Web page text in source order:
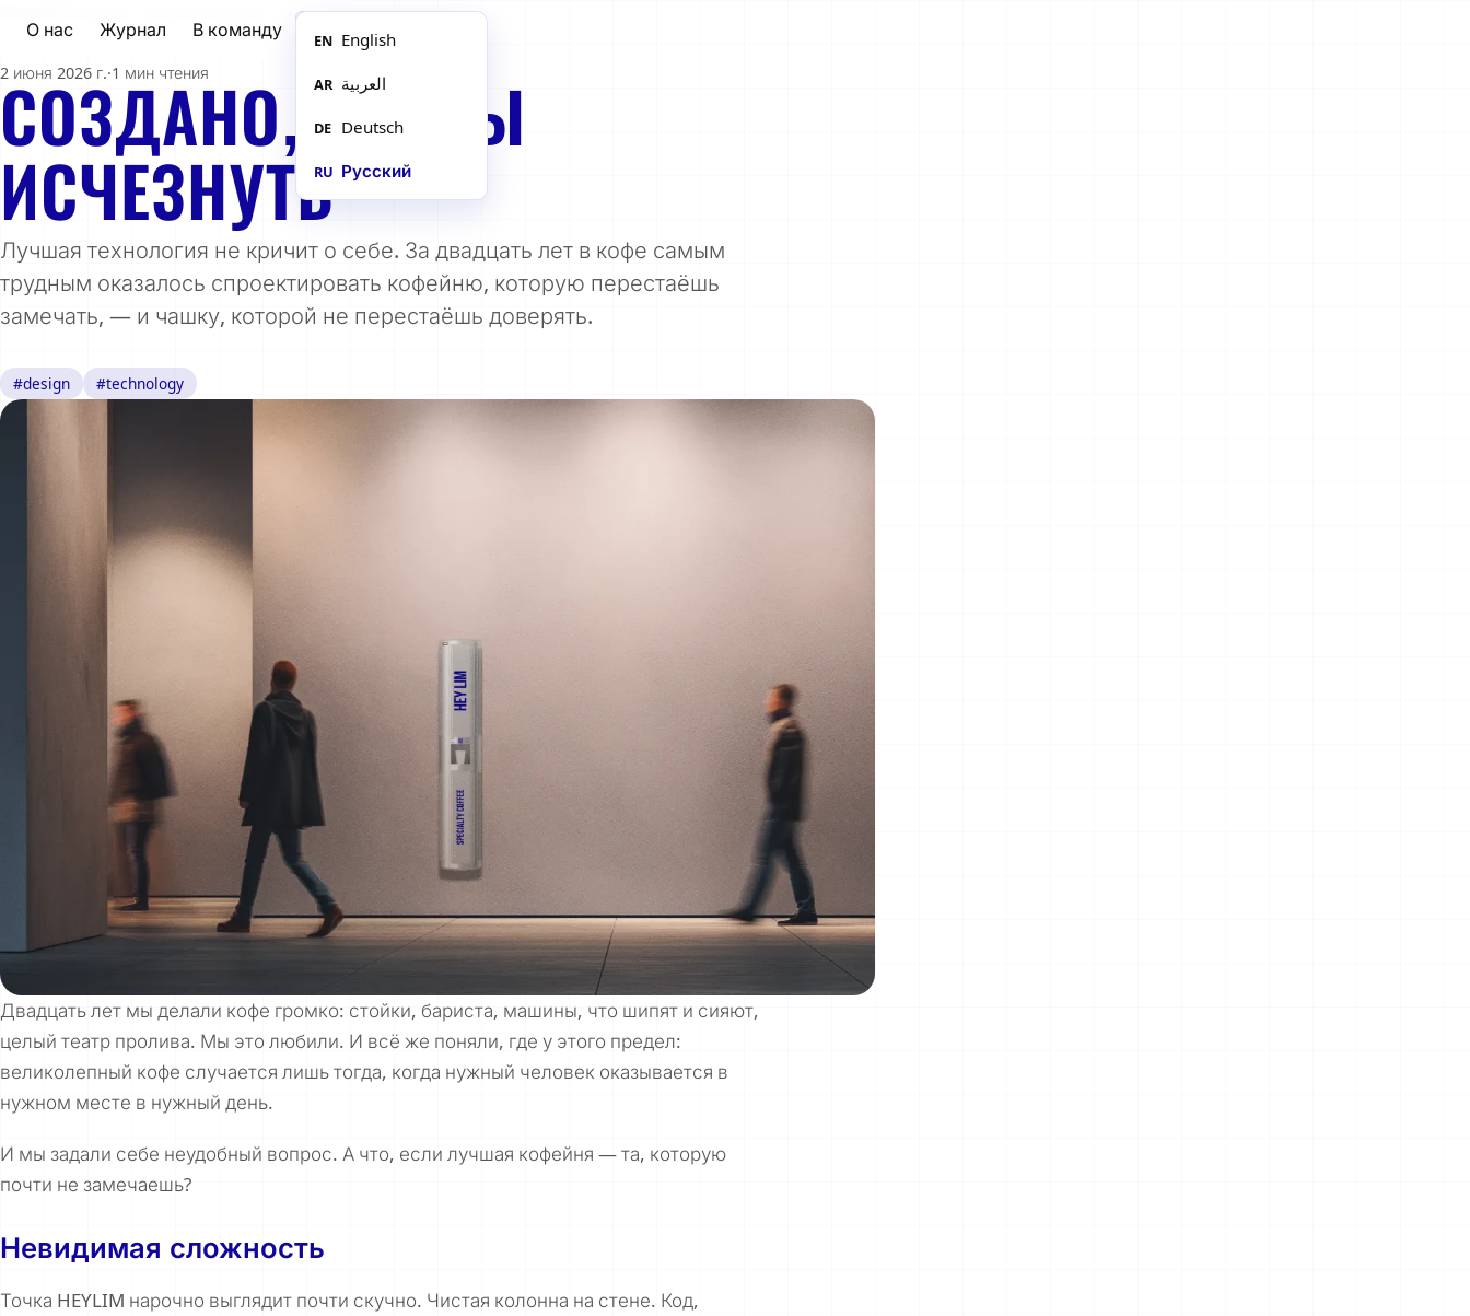
О нас Журнал В команду EN English
AR العربية
DE Deutsch
RU Русский
2 июня 2026 г.·1 мин чтения
СОЗДАНО, ЧТОБЫ
ИСЧЕЗНУТЬ
Лучшая технология не кричит о себе. За двадцать лет в кофе самым
трудным оказалось спроектировать кофейню, которую перестаёшь
замечать, — и чашку, которой не перестаёшь доверять.
#design #technology
Двадцать лет мы делали кофе громко: стойки, бариста, машины, что шипят и сияют,
целый театр пролива. Мы это любили. И всё же поняли, где у этого предел:
великолепный кофе случается лишь тогда, когда нужный человек оказывается в
нужном месте в нужный день.
И мы задали себе неудобный вопрос. А что, если лучшая кофейня — та, которую
почти не замечаешь?
Невидимая сложность
Точка HEYLIM нарочно выглядит почти скучно. Чистая колонна на стене. Код,